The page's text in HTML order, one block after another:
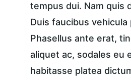
tempus dui. Nam quis
Duis faucibus vehicula
Phasellus ante erat,
aliquet ac, sodales eu
habitasse platea